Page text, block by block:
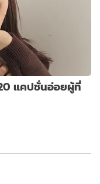
แคปชั่นอ่อยผู้ที่